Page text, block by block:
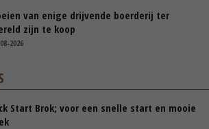
van enige drijvende boerderij ter
zijn te koop
2026
Start Brok; voor een snelle start en mooie